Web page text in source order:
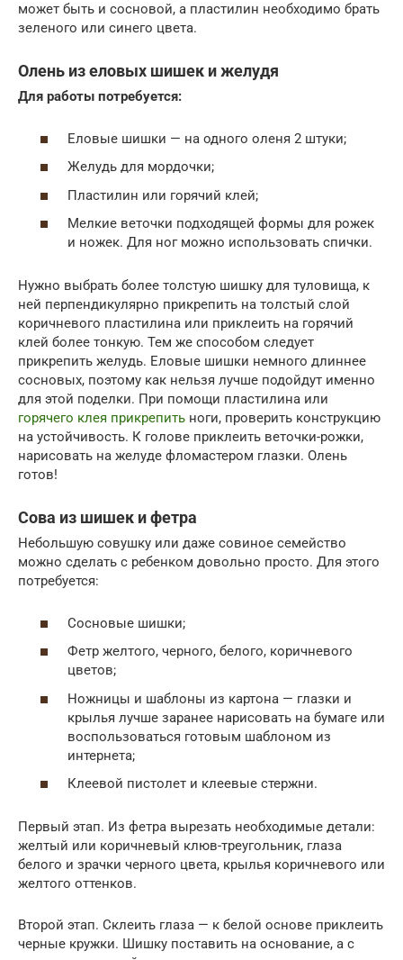
может быть и сосновой, а пластилин необходимо брать
зеленого или синего цвета.
Олень из еловых шишек и желудя
Для работы потребуется:
Еловые шишки — на одного оленя 2 штуки;
Желудь для мордочки;
Пластилин или горячий клей;
Мелкие веточки подходящей формы для рожек
и ножек. Для ног можно использовать спички.
Нужно выбрать более толстую шишку для туловища, к
ней перпендикулярно прикрепить на толстый слой
коричневого пластилина или приклеить на горячий
клей более тонкую. Тем же способом следует
прикрепить желудь. Еловые шишки немного длиннее
сосновых, поэтому как нельзя лучше подойдут именно
для этой поделки. При помощи пластилина или
горячего клея прикрепить ноги, проверить конструкцию
на устойчивость. К голове приклеить веточки-рожки,
нарисовать на желуде фломастером глазки. Олень
готов!
Сова из шишек и фетра
Небольшую совушку или даже совиное семейство
можно сделать с ребенком довольно просто. Для этого
потребуется:
Сосновые шишки;
Фетр желтого, черного, белого, коричневого
цветов;
Ножницы и шаблоны из картона — глазки и
крылья лучше заранее нарисовать на бумаге или
воспользоваться готовым шаблоном из
интернета;
Клеевой пистолет и клеевые стержни.
Первый этап. Из фетра вырезать необходимые детали:
желтый или коричневый клюв-треугольник, глаза
белого и зрачки черного цвета, крылья коричневого или
желтого оттенков.
Второй этап. Склеить глаза — к белой основе приклеить
черные кружки. Шишку поставить на основание, а с